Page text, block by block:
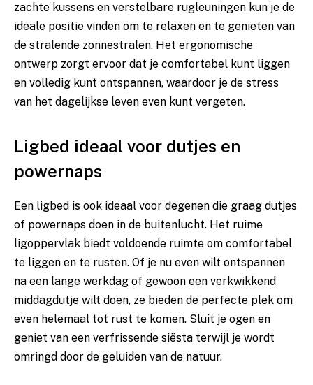
zachte kussens en verstelbare rugleuningen kun je de
ideale positie vinden om te relaxen en te genieten van
de stralende zonnestralen. Het ergonomische
ontwerp zorgt ervoor dat je comfortabel kunt liggen
en volledig kunt ontspannen, waardoor je de stress
van het dagelijkse leven even kunt vergeten.
Ligbed ideaal voor dutjes en
powernaps
Een ligbed is ook ideaal voor degenen die graag dutjes
of powernaps doen in de buitenlucht. Het ruime
ligoppervlak biedt voldoende ruimte om comfortabel
te liggen en te rusten. Of je nu even wilt ontspannen
na een lange werkdag of gewoon een verkwikkend
middagdutje wilt doen, ze bieden de perfecte plek om
even helemaal tot rust te komen. Sluit je ogen en
geniet van een verfrissende siësta terwijl je wordt
omringd door de geluiden van de natuur.